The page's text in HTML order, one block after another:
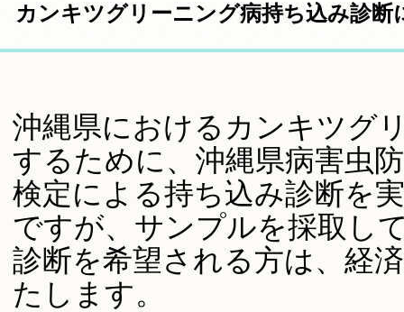
カンキツグリーニング病持ち込み診断
沖縄県におけるカンキツグ
するために、沖縄県病害虫
検定による持ち込み診断を
ですが、サンプルを採取し
診断を希望される方は、経
たします。